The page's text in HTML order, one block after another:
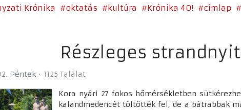
Krónika oktatás kultúra Krónika 40! címlap
Részleges
Péntek 1125 Találat
Kora nyári 27 fokos hőmérsékletben
kalandmedencét töltötték fel, de a bátrabbak